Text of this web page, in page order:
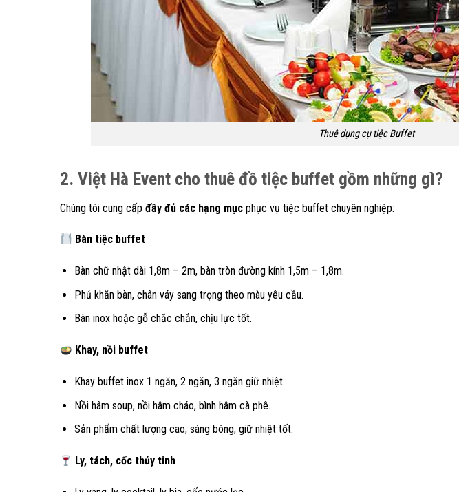
Thuê dụng cụ tiệc Buffet
2. Việt Hà Event cho thuê đồ tiệc buffet gồm những gì?
Chúng tôi cung cấp đầy đủ các hạng mục phục vụ tiệc buffet chuyên nghiệp:
Bàn tiệc buffet
Bàn chữ nhật dài 1,8m – 2m, bàn tròn đường kính 1,5m – 1,8m.
Phủ khăn bàn, chân váy sang trọng theo màu yêu cầu.
Bàn inox hoặc gỗ chắc chắn, chịu lực tốt.
Khay, nồi buffet
Khay buffet inox 1 ngăn, 2 ngăn, 3 ngăn giữ nhiệt.
Nồi hâm soup, nồi hâm cháo, bình hâm cà phê.
Sản phẩm chất lượng cao, sáng bóng, giữ nhiệt tốt.
Ly, tách, cốc thủy tinh